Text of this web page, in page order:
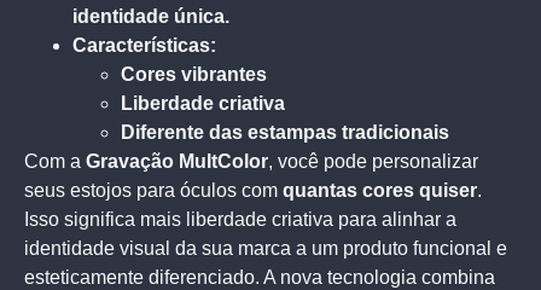
identidade única.
Características:
Cores vibrantes
Liberdade criativa
Diferente das estampas tradicionais
Com a Gravação MultColor, você pode personalizar
seus estojos para óculos com quantas cores quiser.
Isso significa mais liberdade criativa para alinhar a
identidade visual da sua marca a um produto funcional e
esteticamente diferenciado. A nova tecnologia combina